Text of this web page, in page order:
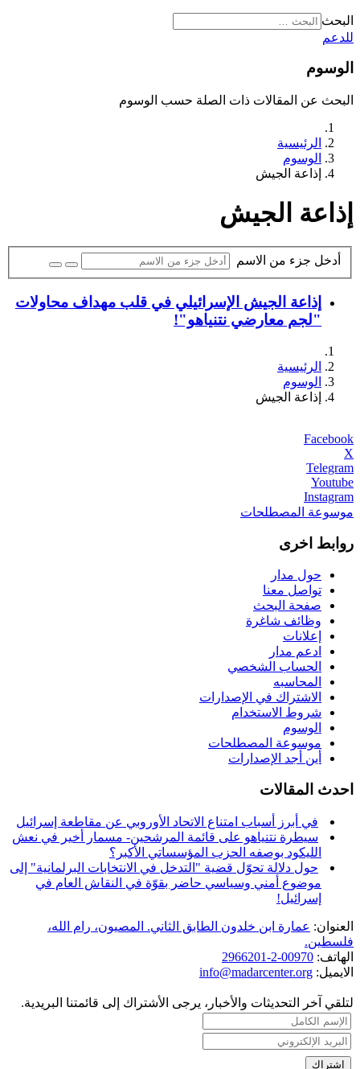
البحث
للدعم
الوسوم
البحث عن المقالات ذات الصلة حسب الوسوم
الرئيسية
الوسوم
إذاعة الجيش
إذاعة الجيش
أدخل جزء من الاسم
إذاعة الجيش الإسرائيلي في قلب مهداف محاولات
"لجم معارضي نتنياهو"!
الرئيسية
الوسوم
إذاعة الجيش
Facebook
X
Telegram
Youtube
Instagram
موسوعة المصطلحات
روابط اخرى
حول مدار
تواصل معنا
صفحة البحث
وظائف شاغرة
إعلانات
ادعم مدار
الحساب الشخصي
المحاسبه
الاشتراك في الإصدارات
شروط الاستخدام
الوسوم
موسوعة المصطلحات
أين أجد الإصدارات
احدث المقالات
في أبرز أسباب امتناع الاتحاد الأوروبي عن مقاطعة إسرائيل
سيطرة نتنياهو على قائمة المرشحين- مسمار أخير في نعش
الليكود بوصفه الحزب المؤسساتي الأكبر؟
حول دلالة تحوّل قضية "التدخل في الانتخابات البرلمانية" إلى
موضوع أمني وسياسي حاضر بقوّة في النقاش العام في
إسرائيل!
العنوان: عمارة ابن خلدون الطابق الثاني. المصيون، رام الله،
فلسطين.
الهاتف: 00970-2-2966201
الايميل: info@madarcenter.org
لتلقي آخر التحديثات والأخبار، يرجى الأشتراك إلى قائمتنا البريدية.